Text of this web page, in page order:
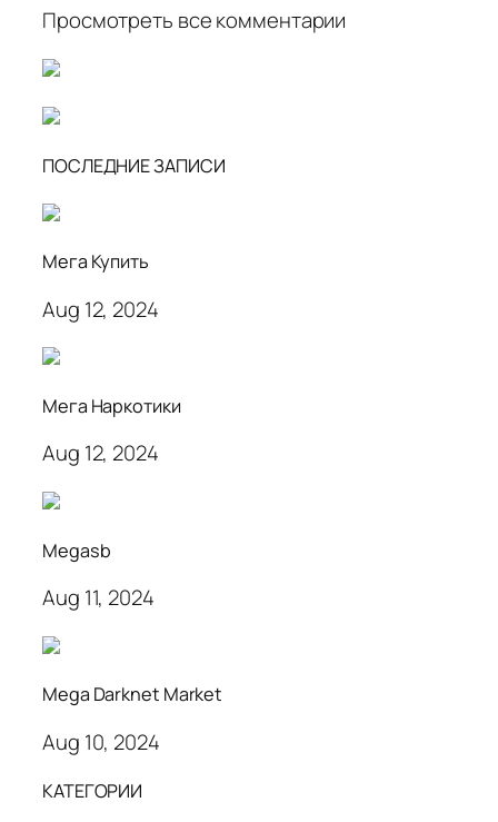
Просмотреть все комментарии
ПОСЛЕДНИЕ ЗАПИСИ
Мега Купить
Aug 12, 2024
Мега Наркотики
Aug 12, 2024
Megasb
Aug 11, 2024
Mega Darknet Market
Aug 10, 2024
КАТЕГОРИИ